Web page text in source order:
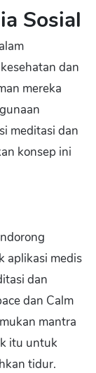
Sosial
dan
mereka
meditasi dan
konsep ini
aplikasi medis
dan
dan Calm
mantra
itu untuk
tidur.